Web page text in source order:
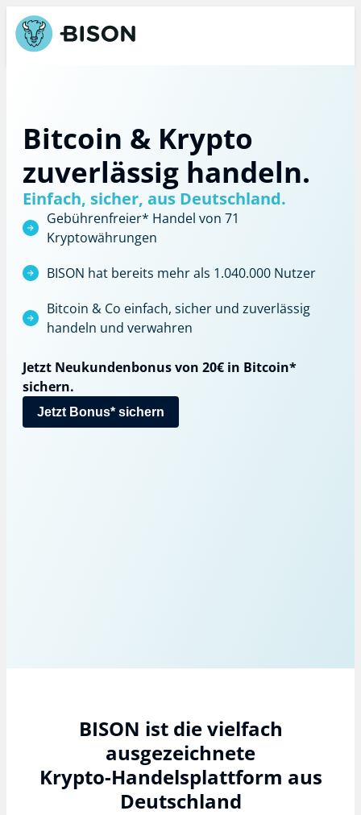
Bitcoin & Krypto
zuverlässig handeln.
Einfach, sicher, aus Deutschland.
Gebührenfreier* Handel von 71
Kryptowährungen
BISON hat bereits mehr als 1.040.000 Nutzer
Bitcoin & Co einfach, sicher und zuverlässig
handeln und verwahren
Jetzt Neukundenbonus von 20€ in Bitcoin*
sichern.
Jetzt Bonus* sichern
BISON ist die vielfach
ausgezeichnete
Krypto-Handelsplattform aus
Deutschland